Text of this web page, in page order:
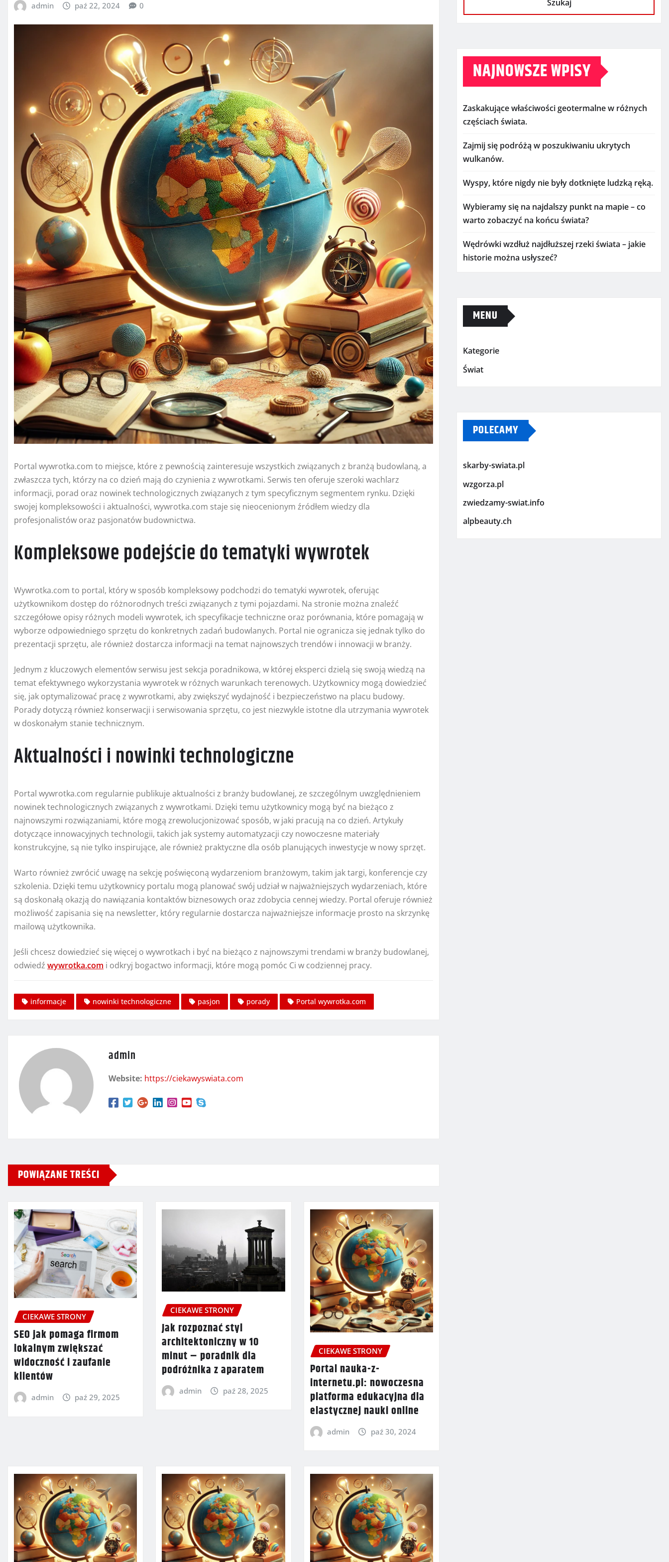
admin paź 22, 2024 0
Portal wywrotka.com to miejsce, które z pewnością zainteresuje wszystkich związanych z branżą budowlaną, a
zwłaszcza tych, którzy na co dzień mają do czynienia z wywrotkami. Serwis ten oferuje szeroki wachlarz
informacji, porad oraz nowinek technologicznych związanych z tym specyficznym segmentem rynku. Dzięki
swojej kompleksowości i aktualności, wywrotka.com staje się nieocenionym źródłem wiedzy dla
profesjonalistów oraz pasjonatów budownictwa.
Kompleksowe podejście do tematyki wywrotek
Wywrotka.com to portal, który w sposób kompleksowy podchodzi do tematyki wywrotek, oferując
użytkownikom dostęp do różnorodnych treści związanych z tymi pojazdami. Na stronie można znaleźć
szczegółowe opisy różnych modeli wywrotek, ich specyfikacje techniczne oraz porównania, które pomagają w
wyborze odpowiedniego sprzętu do konkretnych zadań budowlanych. Portal nie ogranicza się jednak tylko do
prezentacji sprzętu, ale również dostarcza informacji na temat najnowszych trendów i innowacji w branży.
Jednym z kluczowych elementów serwisu jest sekcja poradnikowa, w której eksperci dzielą się swoją wiedzą na
temat efektywnego wykorzystania wywrotek w różnych warunkach terenowych. Użytkownicy mogą dowiedzieć
się, jak optymalizować pracę z wywrotkami, aby zwiększyć wydajność i bezpieczeństwo na placu budowy.
Porady dotyczą również konserwacji i serwisowania sprzętu, co jest niezwykle istotne dla utrzymania wywrotek
w doskonałym stanie technicznym.
Aktualności i nowinki technologiczne
Portal wywrotka.com regularnie publikuje aktualności z branży budowlanej, ze szczególnym uwzględnieniem
nowinek technologicznych związanych z wywrotkami. Dzięki temu użytkownicy mogą być na bieżąco z
najnowszymi rozwiązaniami, które mogą zrewolucjonizować sposób, w jaki pracują na co dzień. Artykuły
dotyczące innowacyjnych technologii, takich jak systemy automatyzacji czy nowoczesne materiały
konstrukcyjne, są nie tylko inspirujące, ale również praktyczne dla osób planujących inwestycje w nowy sprzęt.
Warto również zwrócić uwagę na sekcję poświęconą wydarzeniom branżowym, takim jak targi, konferencje czy
szkolenia. Dzięki temu użytkownicy portalu mogą planować swój udział w najważniejszych wydarzeniach, które
są doskonałą okazją do nawiązania kontaktów biznesowych oraz zdobycia cennej wiedzy. Portal oferuje również
możliwość zapisania się na newsletter, który regularnie dostarcza najważniejsze informacje prosto na skrzynkę
mailową użytkownika.
Jeśli chcesz dowiedzieć się więcej o wywrotkach i być na bieżąco z najnowszymi trendami w branży budowlanej,
odwiedź wywrotka.com i odkryj bogactwo informacji, które mogą pomóc Ci w codziennej pracy.
informacje nowinki technologiczne pasjon porady Portal wywrotka.com
admin
Website: https://ciekawyswiata.com
POWIĄZANE TREŚCI
CIEKAWE STRONY
SEO jak pomaga firmom
lokalnym zwiększać
widoczność i zaufanie
klientów
admin paź 29, 2025
CIEKAWE STRONY
Jak rozpoznać styl
architektoniczny w 10
minut – poradnik dla
podróżnika z aparatem
admin paź 28, 2025
CIEKAWE STRONY
Portal nauka-z-
internetu.pl: nowoczesna
platforma edukacyjna dla
elastycznej nauki online
admin paź 30, 2024
Szukaj
NAJNOWSZE WPISY
Zaskakujące właściwości geotermalne w różnych
częściach świata.
Zajmij się podróżą w poszukiwaniu ukrytych
wulkanów.
Wyspy, które nigdy nie były dotknięte ludzką ręką.
Wybieramy się na najdalszy punkt na mapie – co
warto zobaczyć na końcu świata?
Wędrówki wzdłuż najdłuższej rzeki świata – jakie
historie można usłyszeć?
MENU
Kategorie
Świat
POLECAMY
skarby-swiata.pl
wzgorza.pl
zwiedzamy-swiat.info
alpbeauty.ch